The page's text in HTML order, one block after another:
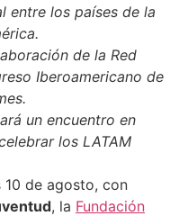
entre los países de la
de la Red
Iberoamericano de
un encuentro en
los LATAM
10 de agosto, con
, la Fundación